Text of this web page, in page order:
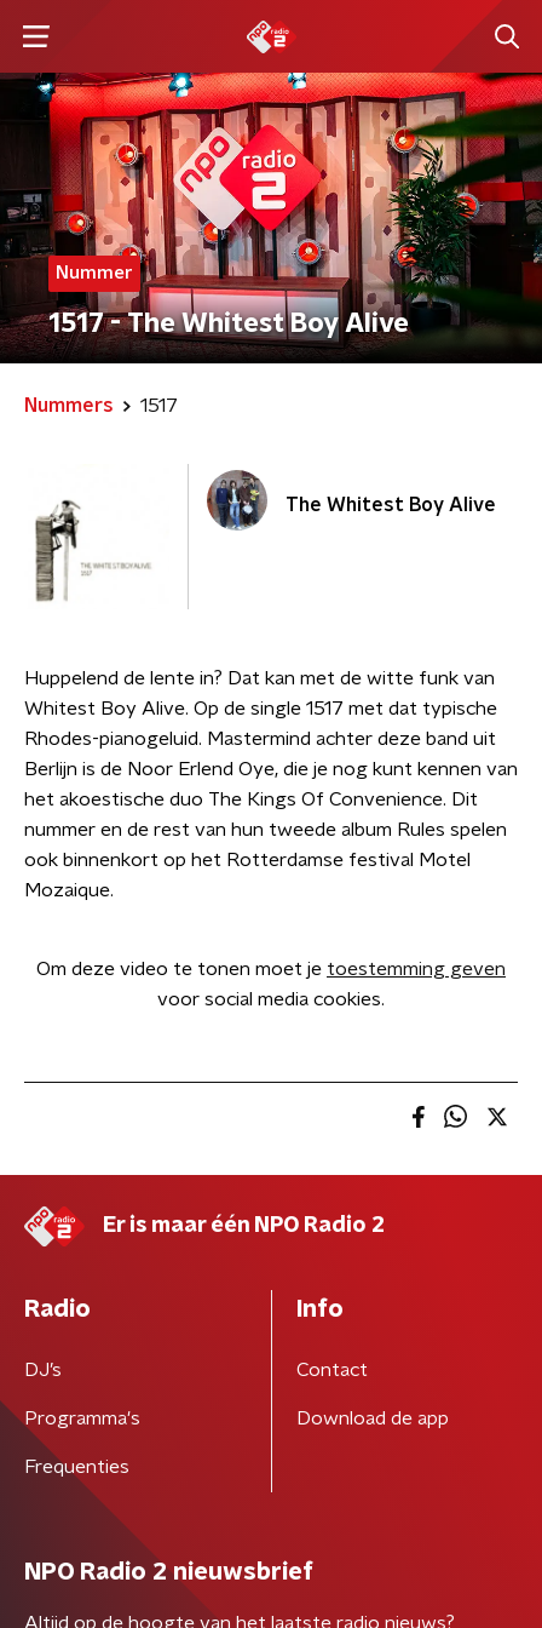
Nummer
1517 - The Whitest Boy Alive
Nummers 1517
The Whitest Boy Alive
Huppelend de lente in? Dat kan met de witte funk van
Whitest Boy Alive. Op de single 1517 met dat typische
Rhodes-pianogeluid. Mastermind achter deze band uit
Berlijn is de Noor Erlend Oye, die je nog kunt kennen van
het akoestische duo The Kings Of Convenience. Dit
nummer en de rest van hun tweede album Rules spelen
ook binnenkort op het Rotterdamse festival Motel
Mozaique.
Om deze video te tonen moet je toestemming geven
voor social media cookies.
Er is maar één NPO Radio 2
Radio
DJ’s
Programma's
Frequenties
Info
Contact
Download de app
NPO Radio 2 nieuwsbrief
Altijd op de hoogte van het laatste radio nieuws?